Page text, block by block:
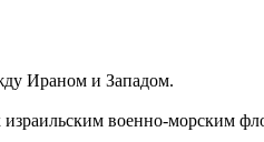
Ираном и Западом.
военно-морским